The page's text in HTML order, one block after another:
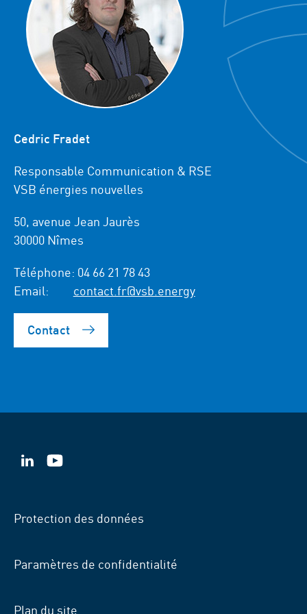
Cedric Fradet
Responsable Communication & RSE
VSB énergies nouvelles
50, avenue Jean Jaurès
30000 Nîmes
Téléphone: 04 66 21 78 43
Email:
contact.fr@vsb.energy
Contact
VSB
VSB
Protection des données
Paramètres de confidentialité
Plan du site